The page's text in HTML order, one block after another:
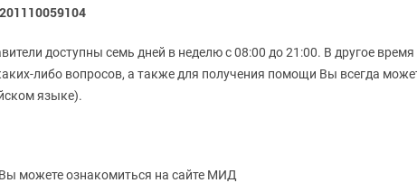
доступны семь дней в неделю с 08:00 до 21:00. В другое
либо вопросов, а также для получения помощи Вы всегда
языке).
можете ознакомиться на сайте МИД